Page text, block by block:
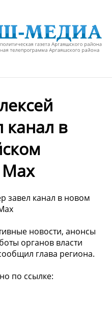
канал в
завел канал в новом
новости, анонсы
органов власти
глава региона.
по ссылке: